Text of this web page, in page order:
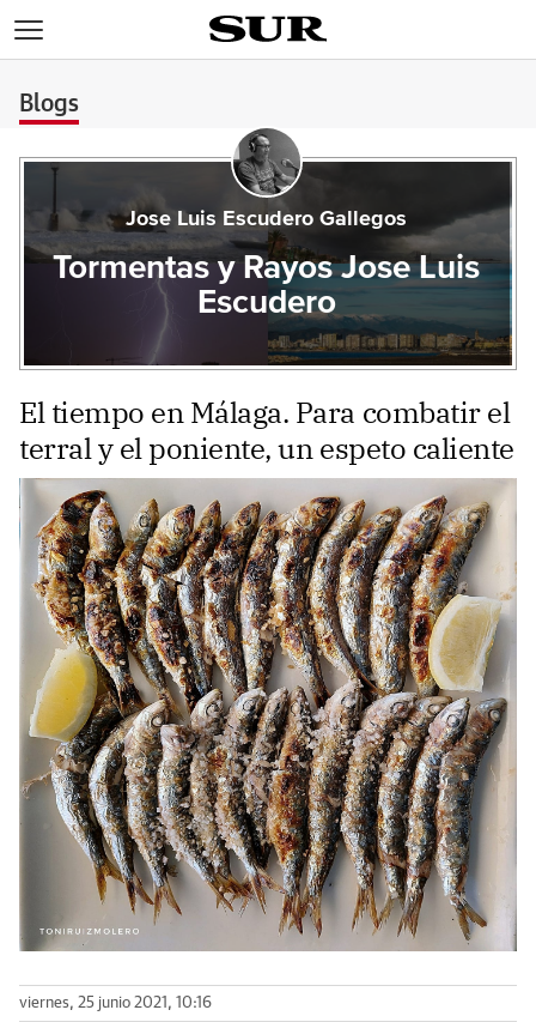
Blogs
Jose Luis Escudero Gallegos
Tormentas y Rayos Jose Luis
Escudero
El tiempo en Málaga. Para combatir el
terral y el poniente, un espeto caliente
viernes, 25 junio 2021, 10:16